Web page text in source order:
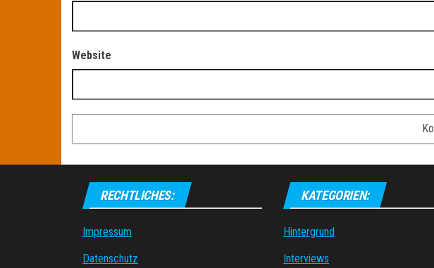
Website
RECHTLICHES:
Impressum
Datenschutz
KATEGORIEN:
Hintergrund
Interviews